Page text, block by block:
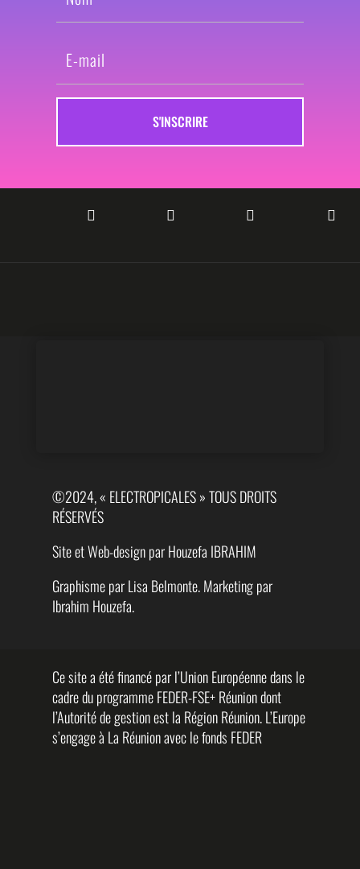
S'INSCRIRE
   
©2024, « ELECTROPICALES » TOUS DROITS
RÉSERVÉS
Site et Web-design par Houzefa IBRAHIM
Graphisme par Lisa Belmonte. Marketing par
Ibrahim Houzefa.
Ce site a été financé par l’Union Européenne dans le
cadre du programme FEDER-FSE+ Réunion dont
l’Autorité de gestion est la Région Réunion. L’Europe
s’engage à La Réunion avec le fonds FEDER